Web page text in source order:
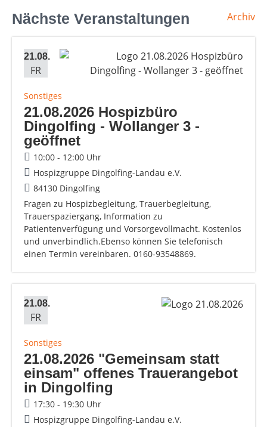
Nächste Veranstaltungen Archiv
21.08.
FR
Sonstiges
21.08.2026 Hospizbüro
Dingolfing - Wollanger 3 -
geöffnet
10:00 - 12:00 Uhr
Hospizgruppe Dingolfing-Landau e.V.
84130 Dingolfing
Fragen zu Hospizbegleitung, Trauerbegleitung,
Trauerspaziergang, Information zu
Patientenverfügung und Vorsorgevollmacht. Kostenlos
und unverbindlich.Ebenso können Sie telefonisch
einen Termin vereinbaren. 0160-93548869.
21.08.
FR
Sonstiges
21.08.2026 "Gemeinsam statt
einsam" offenes Trauerangebot
in Dingolfing
17:30 - 19:30 Uhr
Hospizgruppe Dingolfing-Landau e.V.